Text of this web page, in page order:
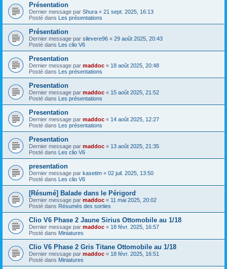
Présentation
Dernier message par Shura « 21 sept. 2025, 16:13
Posté dans Les présentations
Présentation
Dernier message par silevere96 « 29 août 2025, 20:43
Posté dans Les clio V6
Presentation
Dernier message par maddoc « 18 août 2025, 20:48
Posté dans Les présentations
Presentation
Dernier message par maddoc « 15 août 2025, 21:52
Posté dans Les présentations
Presentation
Dernier message par maddoc « 14 août 2025, 12:27
Posté dans Les présentations
Presentation
Dernier message par maddoc « 13 août 2025, 21:35
Posté dans Les clio V6
presentation
Dernier message par kasetim « 02 juil. 2025, 13:50
Posté dans Les clio V6
[Résumé] Balade dans le Périgord
Dernier message par maddoc « 11 mai 2025, 20:02
Posté dans Résumés des sorties
Clio V6 Phase 2 Jaune Sirius Ottomobile au 1/18
Dernier message par maddoc « 18 févr. 2025, 16:57
Posté dans Miniatures
Clio V6 Phase 2 Gris Titane Ottomobile au 1/18
Dernier message par maddoc « 18 févr. 2025, 16:51
Posté dans Miniatures